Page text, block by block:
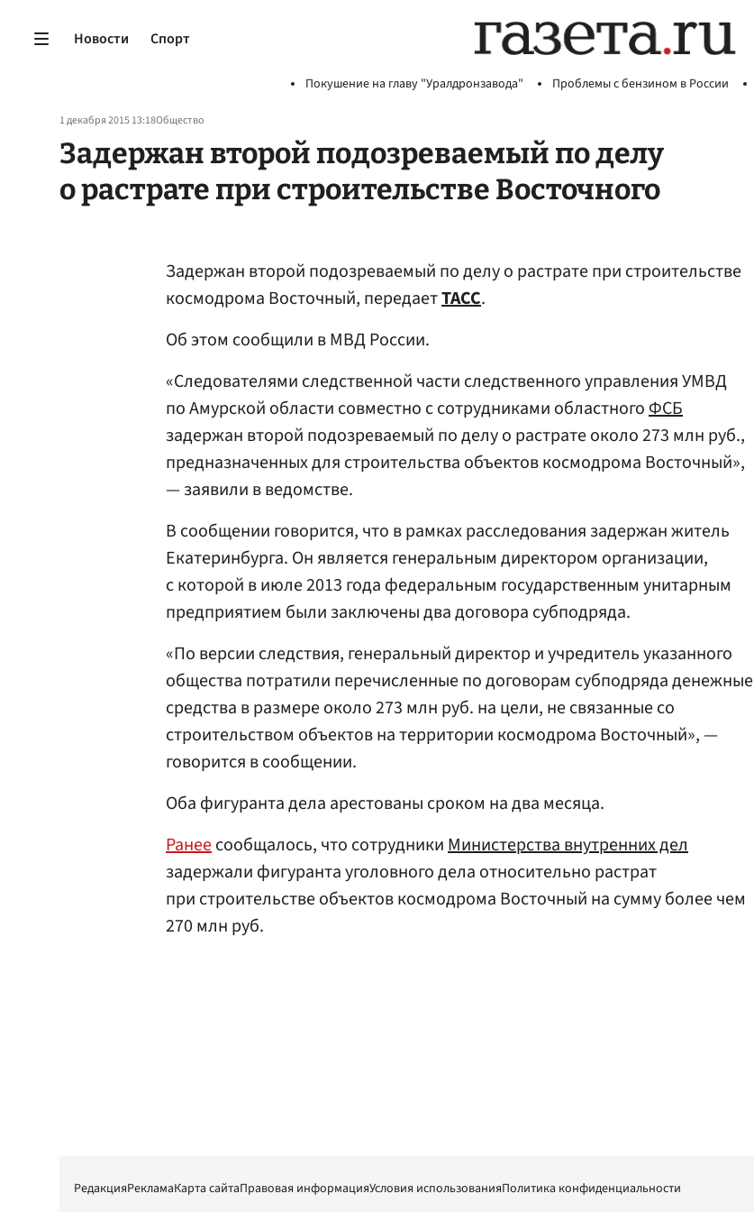
Новости Спорт
Покушение на главу "Уралдронзавода" Проблемы с бензином в России
1 декабря 2015 13:18Общество
Задержан второй подозреваемый по делу
о растрате при строительстве Восточного
Задержан второй подозреваемый по делу о растрате при строительстве
космодрома Восточный, передаетТАСС.
Об этом сообщили в МВД России.
«Следователями следственной части следственного управления УМВД
по Амурской области совместно с сотрудниками областногоФСБ
задержан второй подозреваемый по делу о растрате около 273 млн руб.,
предназначенных для строительства объектов космодрома Восточный»,
— заявили в ведомстве.
В сообщении говорится, что в рамках расследования задержан житель
Екатеринбурга. Он является генеральным директором организации,
с которой в июле 2013 года федеральным государственным унитарным
предприятием были заключены два договора субподряда.
«По версии следствия, генеральный директор и учредитель указанного
общества потратили перечисленные по договорам субподряда денежные
средства в размере около 273 млн руб. на цели, не связанные со
строительством объектов на территории космодрома Восточный», —
говорится в сообщении.
Оба фигуранта дела арестованы сроком на два месяца.
Ранеесообщалось, что сотрудникиМинистерства внутренних дел
задержали фигуранта уголовного дела относительно растрат
при строительстве объектов космодрома Восточный на сумму более чем
270 млн руб.
РедакцияРекламаКарта сайтаПравовая информацияУсловия использованияПолитика конфиденциальности